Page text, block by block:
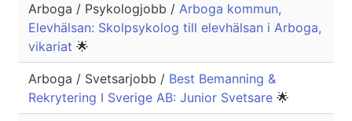
Arboga / Psykologjobb / Arboga kommun,
Elevhälsan: Skolpsykolog till elevhälsan i Arboga,
vikariat 🌟
Arboga / Svetsarjobb / Best Bemanning &
Rekrytering I Sverige AB: Junior Svetsare 🌟